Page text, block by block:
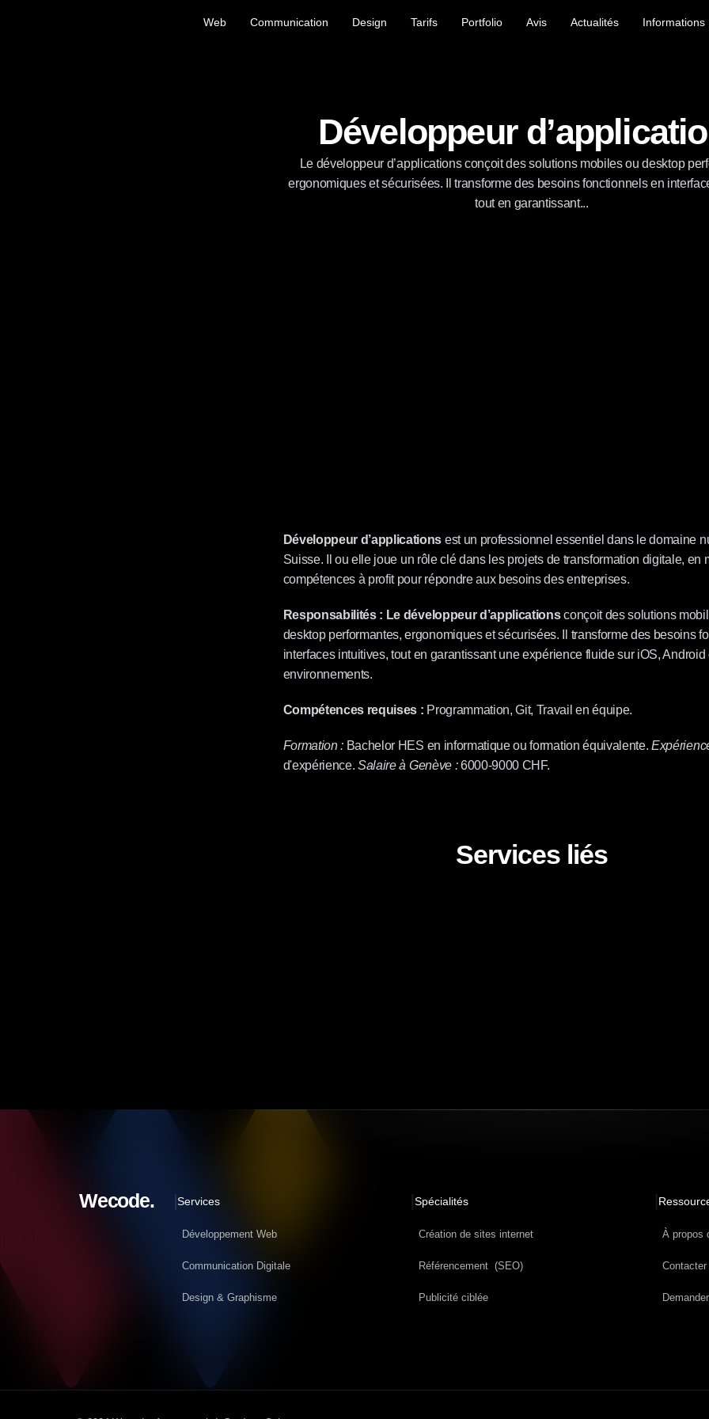
Web Communication Design Tarifs Portfolio Avis Actualités Informations
Développeur
Le développeur d’applications conçoit des solutions mobiles ou desktop
ergonomiques et sécurisées. Il transforme des besoins fonctionnels en
tout en garantissant...
Développeur d’applications est un professionnel essentiel dans le domaine
Suisse. Il ou elle joue un rôle clé dans les projets de transformation digitale, en
compétences à profit pour répondre aux besoins des entreprises.
Responsabilités : Le développeur d’applications conçoit des solutions
desktop performantes, ergonomiques et sécurisées. Il transforme des besoins
interfaces intuitives, tout en garantissant une expérience fluide sur iOS, Android
environnements.
Compétences requises : Programmation, Git, Travail en équipe.
Formation : Bachelor HES en informatique ou formation équivalente.
d'expérience. Salaire à Genève : 6000-9000 CHF.
Services liés
Wecode. Services
Développement Web
Communication Digitale
Design & Graphisme
Spécialités
Création de sites internet
Référencement  (SEO)
Publicité ciblée
À propos